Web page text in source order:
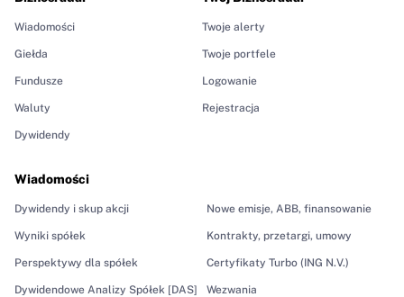
Wiadomości
Giełda
Fundusze
Waluty
Dywidendy
Wiadomości
Dywidendy i skup akcji
Wyniki spółek
Perspektywy dla spółek
Dywidendowe Analizy Spółek [DAS]
Nowe emisje, ABB, finansowanie
Kontrakty, przetargi, umowy
Certyfikaty Turbo (ING N.V.)
Wezwania
Twoje alerty
Twoje portfele
Logowanie
Rejestracja